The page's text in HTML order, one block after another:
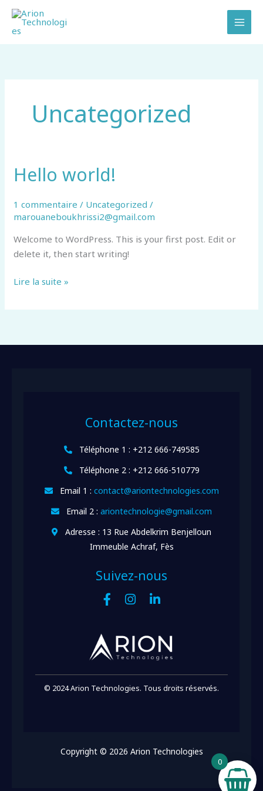
Aller
contenu
Uncategorized
Hello world!
1 commentaire / Uncategorized /
marouaneboukhrissi2@gmail.com
Welcome to WordPress. This is your first post. Edit or
delete it, then start writing!
Hello
world!
Lire la suite »
Contactez-nous
Téléphone 1 : +212 666-749585
Téléphone 2 : +212 666-510779
Email 1 : contact@ariontechnologies.com
Email 2 : ariontechnologie@gmail.com
Adresse : 13 Rue Abdelkrim Benjelloun
Immeuble Achraf, Fès
Suivez-nous
© 2024 Arion Technologies. Tous droits réservés.
Copyright © 2026 Arion Technologies
0